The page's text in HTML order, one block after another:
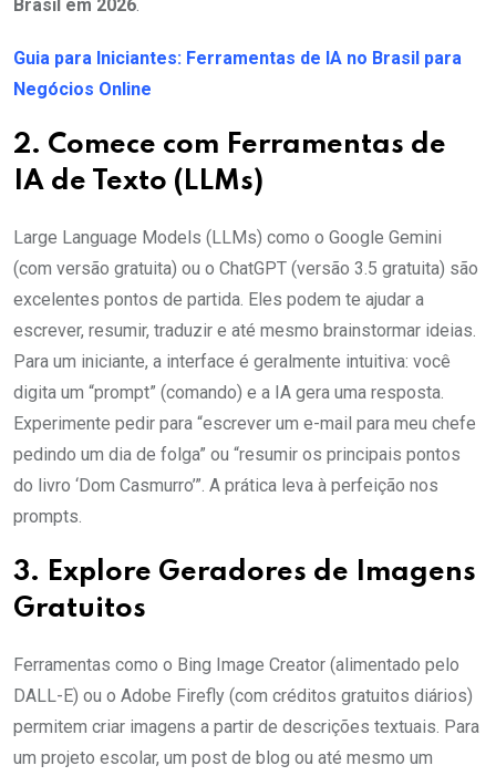
Brasil em 2026
Guia para Iniciantes: Ferramentas de IA no Brasil para
Negócios Online
2. Comece com Ferramentas de
IA de Texto (LLMs)
Large Language Models (LLMs) como o Google Gemini
(com versão gratuita) ou o ChatGPT (versão 3.5 gratuita) são
excelentes pontos de partida. Eles podem te ajudar a
escrever, resumir, traduzir e até mesmo brainstormar ideias.
Para um iniciante, a interface é geralmente intuitiva: você
digita um “prompt” (comando) e a IA gera uma resposta.
Experimente pedir para “escrever um e-mail para meu chefe
pedindo um dia de folga” ou “resumir os principais pontos
do livro ‘Dom Casmurro’”. A prática leva à perfeição nos
prompts.
3. Explore Geradores de Imagens
Gratuitos
Ferramentas como o Bing Image Creator (alimentado pelo
DALL-E) ou o Adobe Firefly (com créditos gratuitos diários)
permitem criar imagens a partir de descrições textuais. Para
um projeto escolar, um post de blog ou até mesmo um